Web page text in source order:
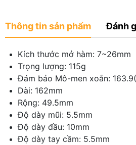
Thông tin sản phẩm Đánh
Kích thước mở hàm: 7~26mm
Trọng lượng: 115g
Đảm bảo Mô-men xoắn:
Dài: 162mm
Rộng: 49.5mm
Độ dày mũi: 5.5mm
Độ dày đầu: 10mm
Độ dày tay cầm: 5.5mm